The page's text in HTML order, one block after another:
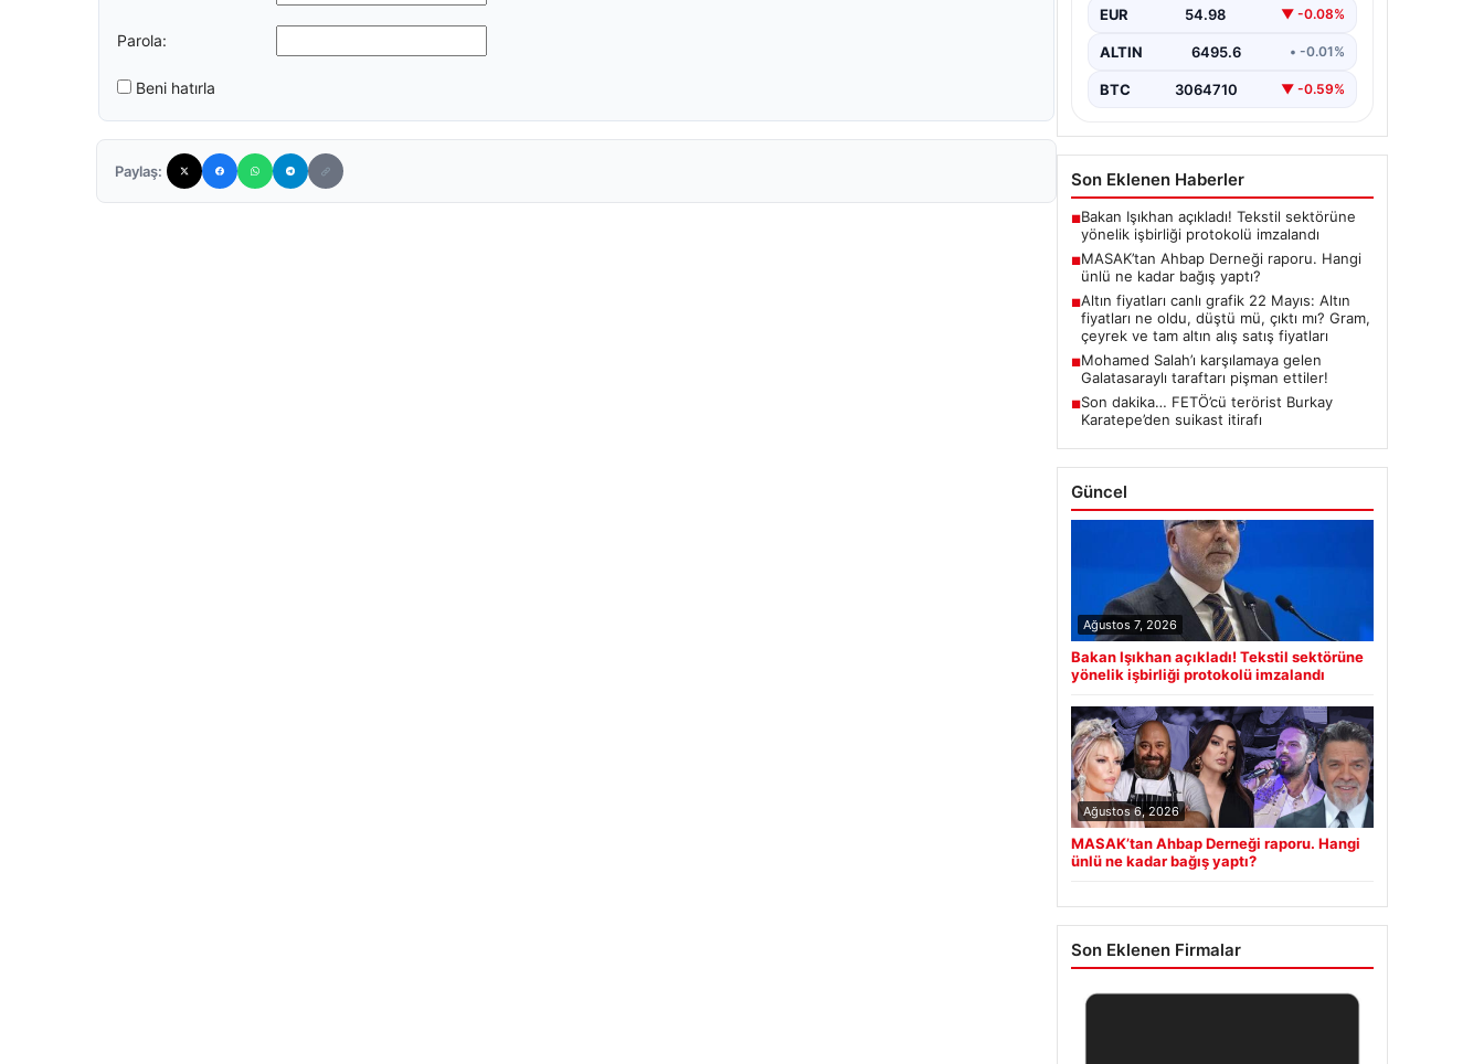
Parola:
Beni hatırla
Paylaş:
İsimlerin Katkıları", "content":
EUR 54.98 ▼ -0.08%
ALTIN 6495.6 • -0.01%
BTC 3064710 ▼ -0.59%
Son Eklenen Haberler
■Bakan Işıkhan açıkladı! Tekstil sektörüne
yönelik işbirliği protokolü imzalandı
■MASAK’tan Ahbap Derneği raporu. Hangi
ünlü ne kadar bağış yaptı?
■Altın fiyatları canlı grafik 22 Mayıs: Altın
fiyatları ne oldu, düştü mü, çıktı mı? Gram,
çeyrek ve tam altın alış satış fiyatları
■Mohamed Salah’ı karşılamaya gelen
Galatasaraylı taraftarı pişman ettiler!
■Son dakika… FETÖ’cü terörist Burkay
Karatepe’den suikast itirafı
Güncel
Ağustos 7, 2026
Bakan Işıkhan açıkladı! Tekstil sektörüne
yönelik işbirliği protokolü imzalandı
Ağustos 6, 2026
MASAK’tan Ahbap Derneği raporu. Hangi
ünlü ne kadar bağış yaptı?
Son Eklenen Firmalar